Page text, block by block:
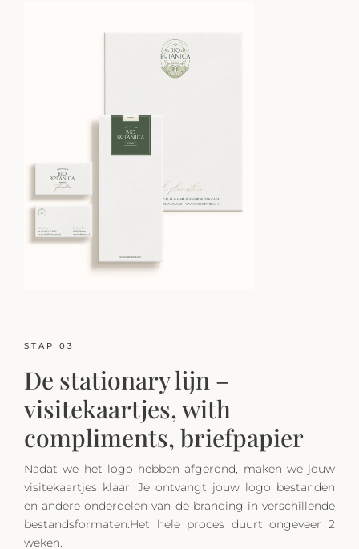
STAP 03
De stationary lijn –
visitekaartjes, with
compliments, briefpapier
Nadat we het logo hebben afgerond, maken we jouw
visitekaartjes klaar. Je ontvangt jouw logo bestanden
en andere onderdelen van de branding in verschillende
bestandsformaten.Het hele proces duurt ongeveer 2
weken.